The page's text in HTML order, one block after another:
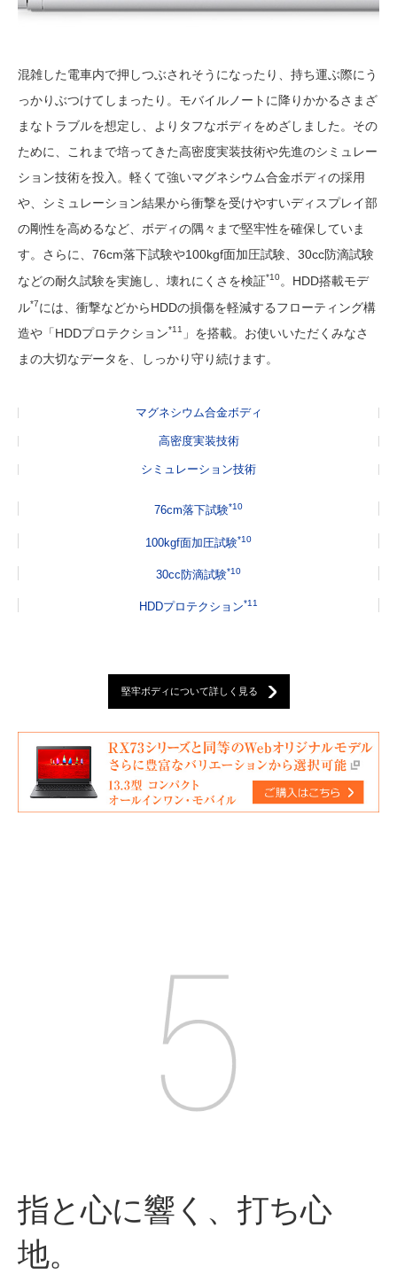
混雑した電車内で押しつぶされそうになったり、持ち運ぶ際にう
っかりぶつけてしまったり。モバイルノートに降りかかるさまざ
まなトラブルを想定し、よりタフなボディをめざしました。その
ために、これまで培ってきた高密度実装技術や先進のシミュレー
ション技術を投入。軽くて強いマグネシウム合金ボディの採用
や、シミュレーション結果から衝撃を受けやすいディスプレイ部
の剛性を高めるなど、ボディの隅々まで堅牢性を確保していま
す。さらに、76cm落下試験や100kgf面加圧試験、30cc防滴試験
などの耐久試験を実施し、壊れにくさを検証*10。HDD搭載モデ
ル*7には、衝撃などからHDDの損傷を軽減するフローティング構
造や「HDDプロテクション*11 」を搭載。お使いいただくみなさ
まの大切なデータを、しっかり守り続けます。
マグネシウム合金ボディ
高密度実装技術
シミュレーション技術
76cm落下試験*10
100kgf面加圧試験*10
30cc防滴試験*10
HDDプロテクション*11
堅牢ボディについて詳しく見る
指と心に響く、 打ち心
地。